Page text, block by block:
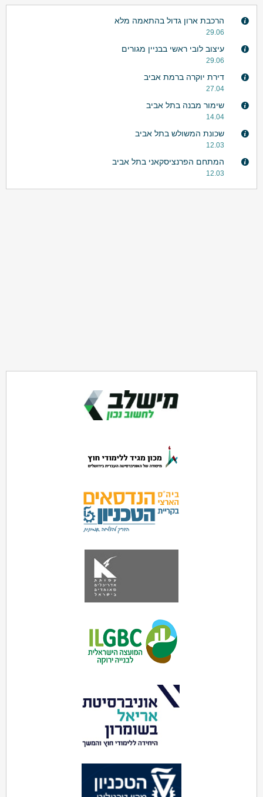
הרכבת ארון גדול בהתאמה מלא
29.06
עיצוב לובי ראשי בבניין מגורים
29.06
דירת יוקרה ברמת אביב
27.04
שימור מבנה בתל אביב
14.04
שכונת המשולש בתל אביב
12.03
המתחם הפרנציסקאני בתל אביב
12.03